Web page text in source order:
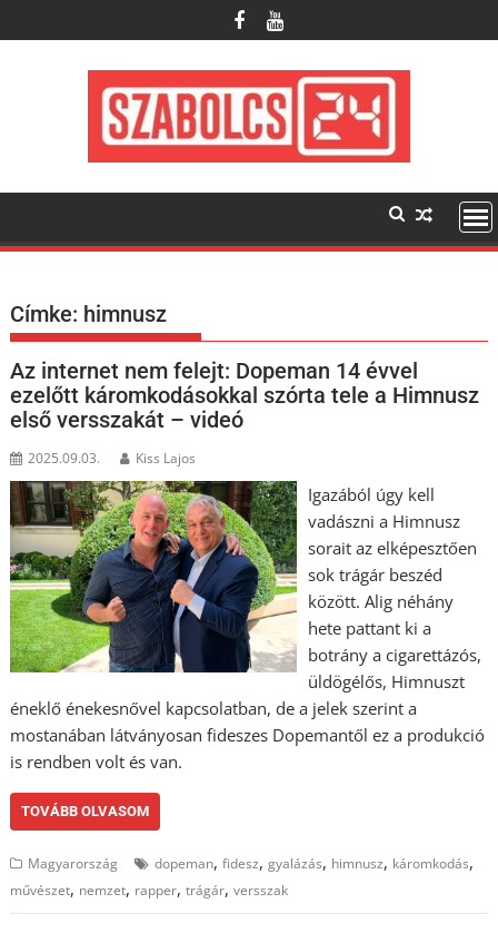
to
Címke: himnusz
Az internet nem felejt: Dopeman 14 évvel
ezelőtt káromkodásokkal szórta tele a Himnusz
első versszakát – videó
2025.09.03. Kiss Lajos
Igazából úgy kell
vadászni a Himnusz
sorait az elképesztően
sok trágár beszéd
között. Alig néhány
hete pattant ki a
botrány a cigarettázós,
üldögélős, Himnuszt
éneklő énekesnővel kapcsolatban, de a jelek szerint a
mostanában látványosan fideszes Dopemantől ez a produkció
is rendben volt és van.
TOVÁBB OLVASOM
Magyarország dopeman,fidesz,gyalázás, himnusz, káromkodás,
művészet, nemzet, rapper,trágár,versszak